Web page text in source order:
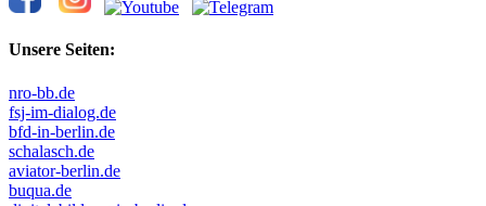
Unsere Seiten:
nro-bb.de
fsj-im-dialog.de
bfd-in-berlin.de
schalasch.de
aviator-berlin.de
buqua.de